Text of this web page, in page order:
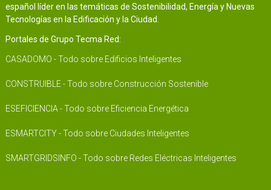
español líder en las temáticas de Sostenibilidad, Energía y Nuevas
Tecnologías en la Edificación y la Ciudad.
Portales de Grupo Tecma Red:
CASADOMO - Todo sobre Edificios Inteligentes
CONSTRUIBLE - Todo sobre Construcción Sostenible
ESEFICIENCIA - Todo sobre Eficiencia Energética
ESMARTCITY - Todo sobre Ciudades Inteligentes
SMARTGRIDSINFO - Todo sobre Redes Eléctricas Inteligentes